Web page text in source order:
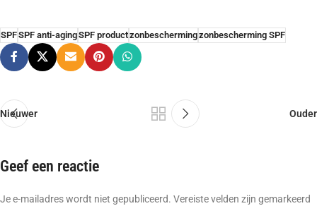
SPFSPF anti-agingSPF productzonbeschermingzonbescherming SPF
Nieuwer Ouder
Geef een reactie
Je e-mailadres wordt niet gepubliceerd. Vereiste velden zijn gemarkeerd